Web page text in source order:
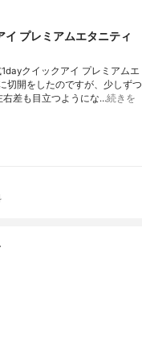
プレミアムエタニティ
クイックアイ プレミアムエ
切開をしたのですが、少しずつ
右差も目立つようにな…続きを